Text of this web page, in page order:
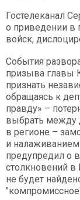
Гостелеканал
о приведении в
войск,
События
призыва главы
признать
обращаясь к
правду» –
выбрать между
в регионе –
и
предупредил о
столкновений
не будет